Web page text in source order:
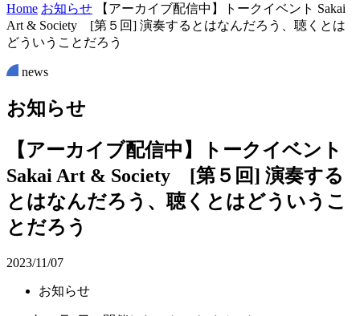
Home お知らせ
【アーカイブ配信中】トークイベント Sakai
Art & Society [第５回] 演奏するとはなんだろう、聴くとは
どういうことだろう
news
お知らせ
【アーカイブ配信中】トークイベント
Sakai Art & Society [第５回] 演奏する
とはなんだろう、聴くとはどういうこ
とだろう
2023/11/07
お知らせ